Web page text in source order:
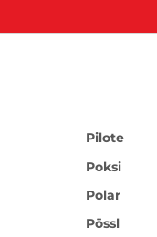
Pilote
Poksi
Polar
Pössl